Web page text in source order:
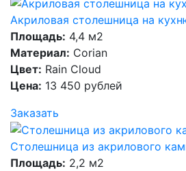
Акриловая столешница на
Площадь: 4,4 м2
Материал: Corian
Цвет: Rain Cloud
Цена: 13 450 рублей
Заказать
Столешница из акрилового
Площадь: 2,2 м2